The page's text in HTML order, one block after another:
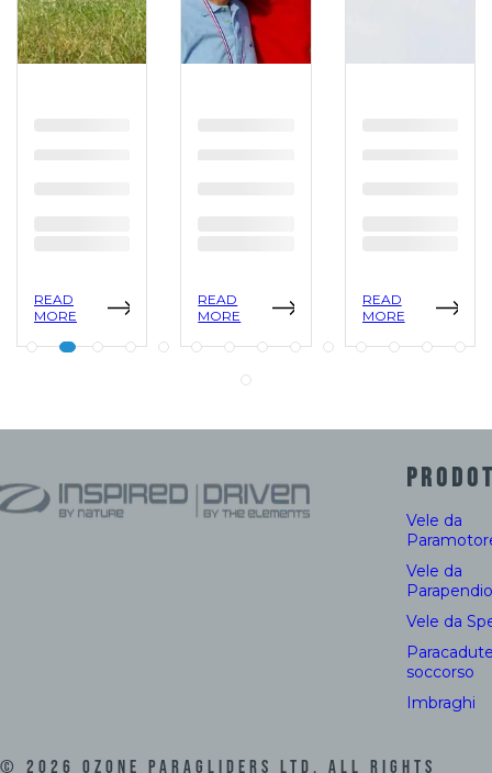
READ
MORE
READ
MORE
READ
MORE
Vele da
Vele da
Parapendio
Vele da
soccorso
Imbraghi
© 2026 Ozone Paragliders LTD. All Rights